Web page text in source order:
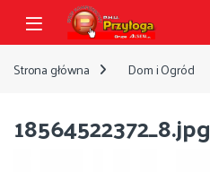
Przejdź do nawigacji
Przejdź do treści
Open
Strona główna Dom i Ogród
18564522372_8.jpg